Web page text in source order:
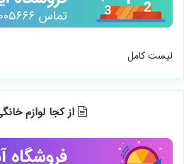
لیست کامل
از کجا لوازم